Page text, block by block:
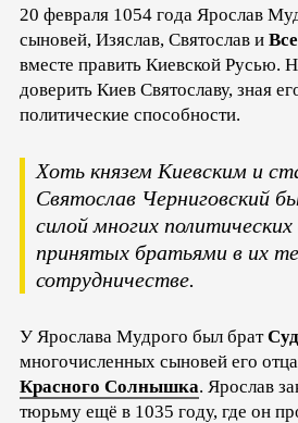
20 февраля 1054 года Ярослав
сыновей, Изяслав, Святослав и
вместе править Киевской Русью.
доверить Киев Святославу, зная
политические способности.
Хоть князем Киевским и
Святослав Черниговский
силой многих
принятых братьями в их
сотрудничестве.
У Ярослава Мудрого был брат
многочисленных сыновей его
Красного Солнышка. Ярослав
тюрьму ещё в 1035 году, где он